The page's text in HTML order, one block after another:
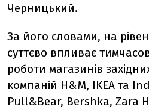
Черницький.
За його словами, на
суттєво впливає
роботи магазинів
компаній H&M, IKEA та
Pull&Bear, Bershka, Zara